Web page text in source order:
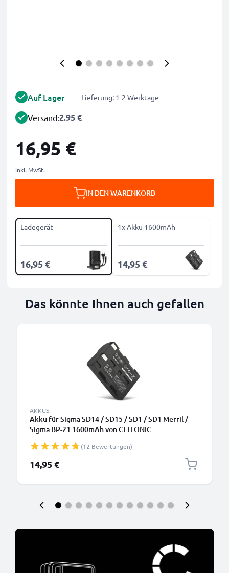
Auf Lager Lieferung: 1-2 Werktage
Versand:2.95 €
16,95 €
inkl. MwSt.
IN DEN WARENKORB
Ladegerät
16,95 €
1x Akku 1600mAh
14,95 €
Das könnte Ihnen auch gefallen
AKKUS
Akku für Sigma SD14 / SD15 / SD1 / SD1 Merril /
Sigma BP-21 1600mAh von CELLONIC
(12 Bewertungen)
14,95 €